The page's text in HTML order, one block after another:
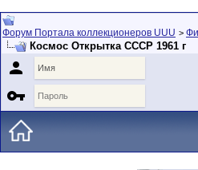
Форум Портала коллекционеров UUU >
Космос Открытка СССР 1961 г

